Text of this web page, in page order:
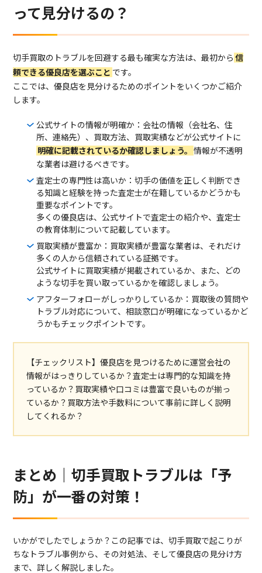
って見分けるの？
切手買取のトラブルを回避する最も確実な方法は、最初から 信
頼できる優良店を選ぶこと です。
ここでは、優良店を見分けるためのポイントをいくつかご紹介
します。
公式サイトの情報が明確か：会社の情報（会社名、住
所、連絡先）、買取方法、買取実績などが公式サイトに
明確に記載されているか確認しましょう。
情報が不透明
な業者は避けるべきです。
査定士の専門性は高いか：切手の価値を正しく判断でき
る知識と経験を持った査定士が在籍しているかどうかも
重要なポイントです。
多くの優良店は、公式サイトで査定士の紹介や、査定士
の教育体制について記載しています。
買取実績が豊富か：買取実績が豊富な業者は、それだけ
多くの人から信頼されている証拠です。
公式サイトに買取実績が掲載されているか、また、どの
ような切手を買い取っているかを確認しましょう。
アフターフォローがしっかりしているか：買取後の質問や
トラブル対応について、相談窓口が明確になっているかど
うかもチェックポイントです。
【チェックリスト】優良店を見つけるために運営会社の
情報がはっきりしているか？査定士は専門的な知識を持
っているか？買取実績や口コミは豊富で良いものが揃っ
ているか？買取方法や手数料について事前に詳しく説明
してくれるか？
まとめ｜切手買取トラブルは「予
防」が一番の対策！
いかがでしたでしょうか？この記事では、切手買取で起こりが
ちなトラブル事例から、その対処法、そして優良店の見分け方
まで、詳しく解説しました。